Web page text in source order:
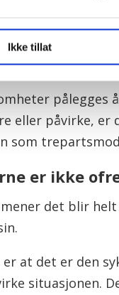
Ikke tillat
pålegges
eller påvirke,
som
er ikke
mener det blir
er at det er den
situasjonen.